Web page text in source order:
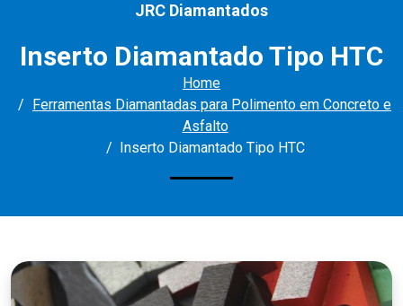
JRC Diamantados
Inserto Diamantado Tipo HTC
Home
Ferramentas Diamantadas para Polimento em Concreto e
Asfalto
Inserto Diamantado Tipo HTC